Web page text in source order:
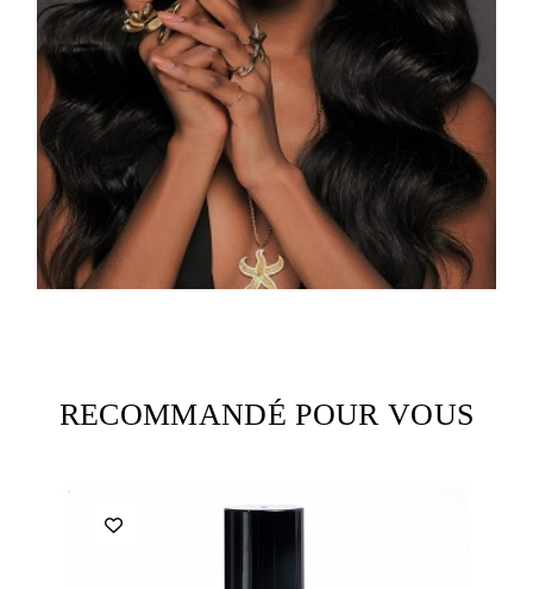
RECOMMANDÉ POUR VOUS